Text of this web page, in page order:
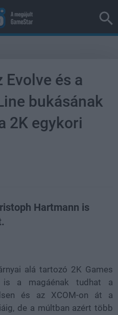
és a
bukásának
2K egykori
Hartmann is
alá tartozó 2K Games
is a magáénak tudhat a
és az XCOM-on át a
de a múltban azért több